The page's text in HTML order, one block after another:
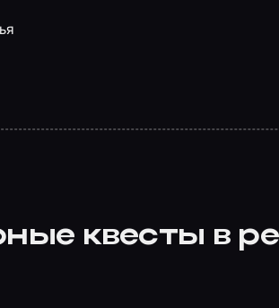
квесты в